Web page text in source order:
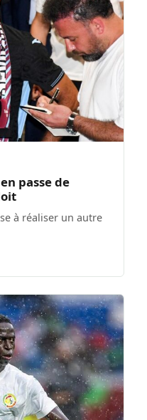
passe de
à réaliser un autre